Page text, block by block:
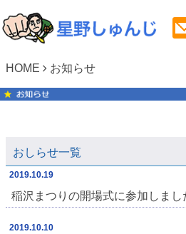
HOME お知らせ
おしらせ一覧
2019.10.19
稲沢まつりの開場式に参加しまし
2019.10.10